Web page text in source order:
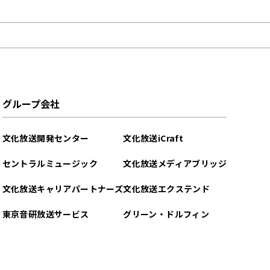
グループ会社
文化放送開発センター
セントラルミュージック
文化放送キャリアパートナーズ
東京音研放送サービス
文化放送iCraft
文化放送メディアブリッジ
文化放送エクステンド
グリーン・ドルフィン